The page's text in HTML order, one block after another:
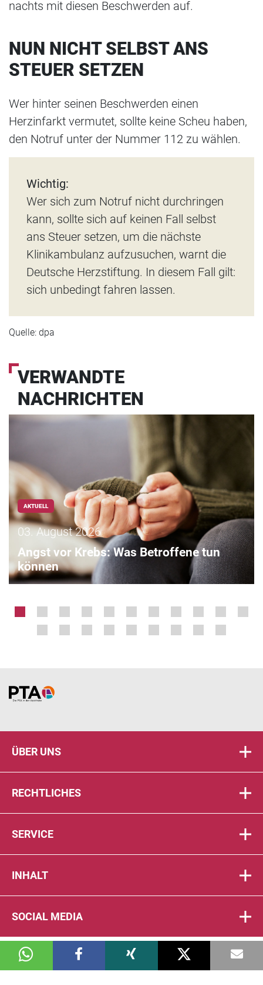
nachts mit diesen Beschwerden auf.
NUN NICHT SELBST ANS
STEUER SETZEN
Wer hinter seinen Beschwerden einen
Herzinfarkt vermutet, sollte keine Scheu haben,
den Notruf unter der Nummer 112 zu wählen.
Wichtig:
Wer sich zum Notruf nicht durchringen
kann, sollte sich auf keinen Fall selbst
ans Steuer setzen, um die nächste
Klinikambulanz aufzusuchen, warnt die
Deutsche Herzstiftung. In diesem Fall gilt:
sich unbedingt fahren lassen.
Quelle: dpa
VERWANDTE
NACHRICHTEN
AKTUELL
03. August 2026
Angst vor Krebs: Was Betroffene tun
können
Home
ÜBER UNS
RECHTLICHES
SERVICE
INHALT
SOCIAL MEDIA
© 2026 DIE PTA IN DER APOTHEKE